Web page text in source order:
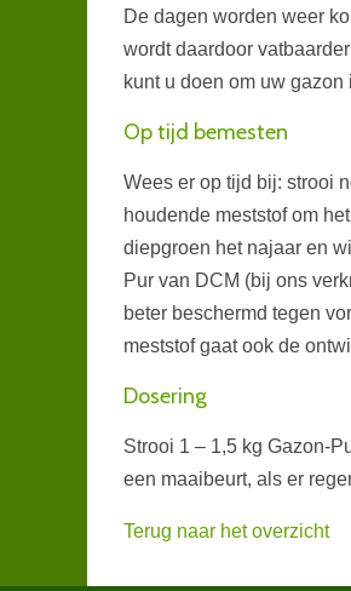
De dagen worden weer
wordt daardoor
kunt u doen om uw
Op tijd bemesten
Wees er op tijd bij: strooi
houdende meststof om
diepgroen het najaar en
Pur van DCM (bij ons
beter beschermd tegen
meststof gaat ook de
Dosering
Strooi 1 – 1,5 kg Gazon-
een maaibeurt, als er
Terug naar het overzicht